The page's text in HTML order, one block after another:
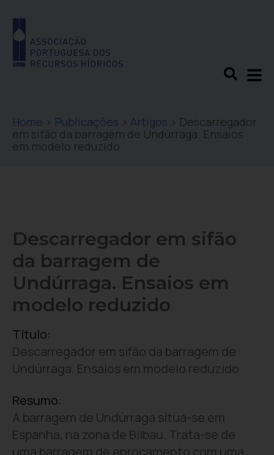
Home > Publicações > Artigos > Descarregador
em sifão da barragem de Undúrraga. Ensaios
em modelo reduzido
Descarregador em sifão
da barragem de
Undúrraga. Ensaios em
modelo reduzido
Título:
Descarregador em sifão da barragem de
Undúrraga. Ensaios em modelo reduzido
Resumo:
A barragem de Undúrraga situa-se em
Espanha, na zona de Bilbau. Trata-se de
uma barragem de enrocamento com uma